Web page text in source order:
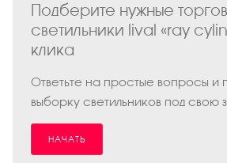
Подберите нужные
светильники lival «ray
клика
Ответьте на простые вопросы и
выборку светильников под свою
НАЧАТЬ